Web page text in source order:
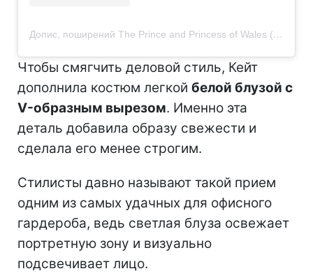
Допис, поширений The Prince and Princess of Wales (@princeandprincessofwales)
Чтобы смягчить деловой стиль, Кейт
дополнила костюм легкой белой блузой с
V-образным вырезом. Именно эта
деталь добавила образу свежести и
сделала его менее строгим.
Стилисты давно называют такой прием
одним из самых удачных для офисного
гардероба, ведь светлая блуза освежает
портретную зону и визуально
подсвечивает лицо.